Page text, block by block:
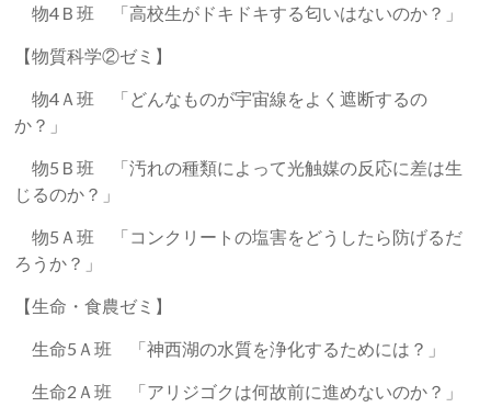
物4Ｂ班 「高校生がドキドキする匂いはないのか？」
【物質科学②ゼミ】
物4Ａ班 「どんなものが宇宙線をよく遮断するの
か？」
物5Ｂ班 「汚れの種類によって光触媒の反応に差は生
じるのか？」
物5Ａ班 「コンクリートの塩害をどうしたら防げるだ
ろうか？」
【生命・食農ゼミ】
生命5Ａ班 「神西湖の水質を浄化するためには？」
生命2Ａ班 「アリジゴクは何故前に進めないのか？」